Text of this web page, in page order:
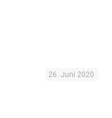
26. Juni 2020